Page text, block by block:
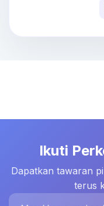
Ikuti
Dapatkan tawaran
terus
Masukkan e-mel anda